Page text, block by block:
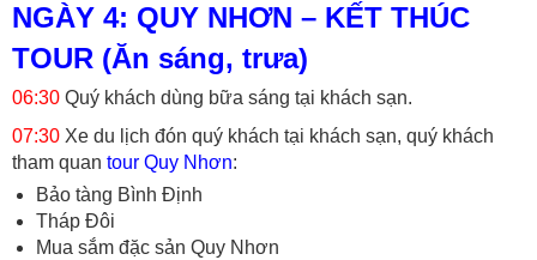
NGÀY 4: QUY NHƠN – KẾT THÚC
TOUR (Ăn sáng, trưa)
06:30 Quý khách dùng bữa sáng tại khách sạn.
07:30 Xe du lịch đón quý khách tại khách sạn, quý khách
tham quan tour Quy Nhơn:
Bảo tàng Bình Định
Tháp Đôi
Mua sắm đặc sản Quy Nhơn